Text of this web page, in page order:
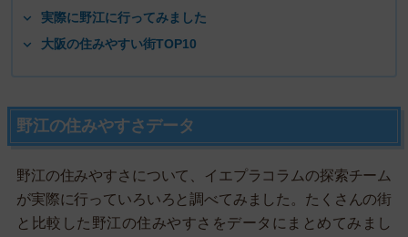
実際に野江に行ってみました
大阪の住みやすい街TOP10
野江の住みやすさデータ
野江の住みやすさについて、イエプラコラムの探索チーム
が実際に行っていろいろと調べてみました。たくさんの街
と比較した野江の住みやすさをデータにまとめてみまし